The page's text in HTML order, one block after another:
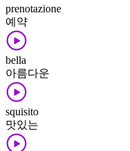
prenotazione
예약
bella
아름다운
squisito
맛있는